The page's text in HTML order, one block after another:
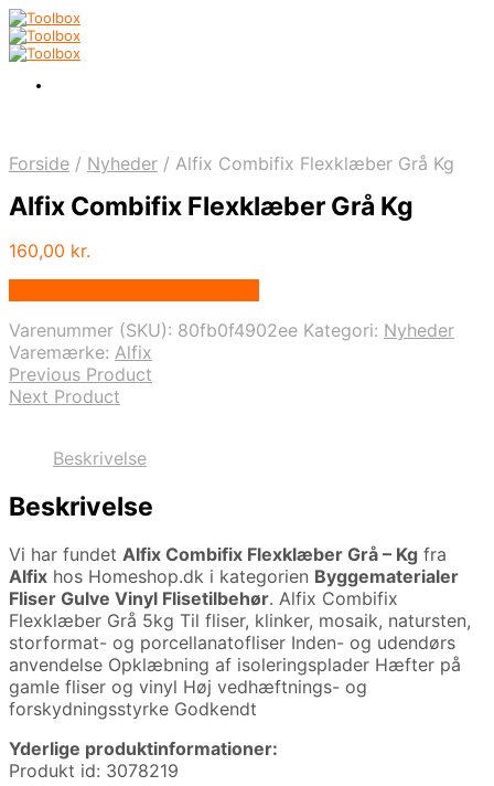
Forside / Nyheder / Alfix Combifix Flexklæber Grå Kg
Alfix Combifix Flexklæber Grå Kg
160,00 kr.
Varenummer (SKU): 80fb0f4902ee Kategori: Nyheder
Varemærke: Alfix
Previous Product
Next Product
Beskrivelse
Beskrivelse
Vi har fundet Alfix Combifix Flexklæber Grå – Kg fra
Alfix hos Homeshop.dk i kategorien Byggematerialer
Fliser Gulve Vinyl Flisetilbehør. Alfix Combifix
Flexklæber Grå 5kg Til fliser, klinker, mosaik, natursten,
storformat- og porcellanatofliser Inden- og udendørs
anvendelse Opklæbning af isoleringsplader Hæfter på
gamle fliser og vinyl Høj vedhæftnings- og
forskydningsstyrke Godkendt
Yderlige produktinformationer:
Produkt id: 3078219